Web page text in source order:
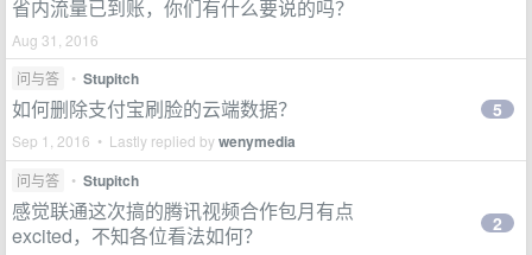
省内流量已到账，你们有什么要说的吗？
Aug 31, 2016
问与答
• Stupitch
如何删除支付宝刷脸的云端数据？
Sep 1, 2016 • Lastly replied bywenymedia
5
问与答 • Stupitch
感觉联通这次搞的腾讯视频合作包月有点
excited，不知各位看法如何？
2